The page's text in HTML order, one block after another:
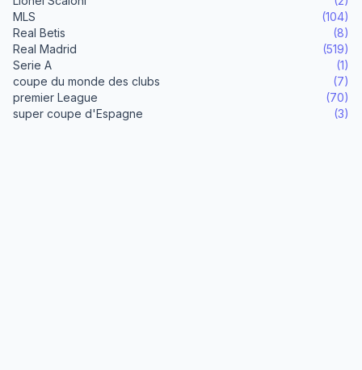
MLS
(104)
Real Betis
(8)
Real Madrid
(519)
Serie A
(1)
coupe du monde des clubs
(7)
premier League
(70)
super coupe d'Espagne
(3)